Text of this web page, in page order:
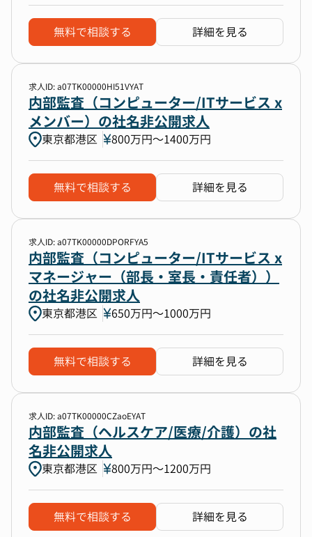
無料で相談する 詳細を見る
求人ID: a07TK00000HI51VYAT
内部監査（コンピューター/ITサービス x
メンバー）の社名非公開求人
東京都港区 800万円〜1400万円
無料で相談する 詳細を見る
求人ID: a07TK00000DPORFYA5
内部監査（コンピューター/ITサービス x
マネージャー（部長・室長・責任者））
の社名非公開求人
東京都港区 650万円〜1000万円
無料で相談する 詳細を見る
求人ID: a07TK00000CZaoEYAT
内部監査（ヘルスケア/医療/介護）の社
名非公開求人
東京都港区 800万円〜1200万円
無料で相談する 詳細を見る